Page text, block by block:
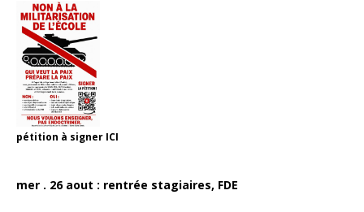
pétition à signer ICI
mer . 26 aout : rentrée stagiaires, FDE